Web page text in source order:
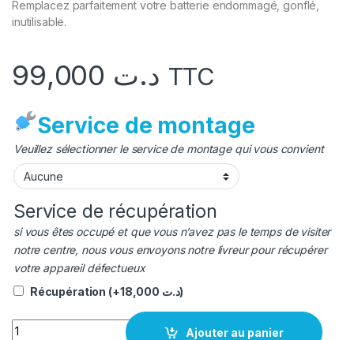
Remplacez parfaitement votre batterie endommagé, gonflé,
inutilisable.
د.ت TTC
Service de montage
Veuillez sélectionner le service de montage qui vous convient
Service de récupération
si vous êtes occupé et que vous n’avez pas le temps de visiter
notre centre, nous vous envoyons notre livreur pour récupérer
votre appareil défectueux
Récupération (+ د.ت)
quantité Batterie Samsung J5 pro original
Ajouter au panier